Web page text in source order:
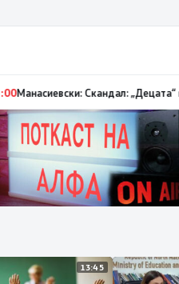
го продолжи трендот
13:45